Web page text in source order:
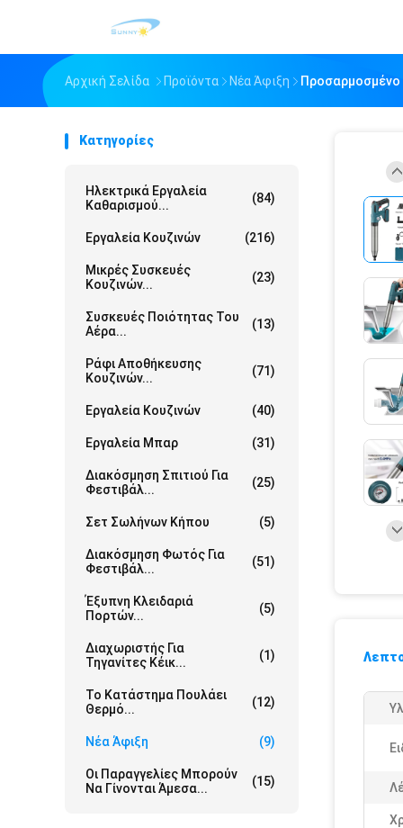
Αρχική Σελίδα Προϊόντα Νέα Άφιξη Προσαρμοσμένο
Κατηγορίες
Ηλεκτρικά Εργαλεία
Καθαρισμού...
(84)
Εργαλεία Κουζινών (216)
Μικρές Συσκευές
Κουζινών...
(23)
Συσκευές Ποιότητας Του
Αέρα...
(13)
Ράφι Αποθήκευσης
Κουζινών...
(71)
Εργαλεία Κουζινών (40)
Εργαλεία Μπαρ (31)
Διακόσμηση Σπιτιού Για
Φεστιβάλ...
(25)
Σετ Σωλήνων Κήπου (5)
Διακόσμηση Φωτός Για
Φεστιβάλ...
(51)
Έξυπνη Κλειδαριά
Πορτών...
(5)
Διαχωριστής Για
Τηγανίτες Κέικ...
(1)
Το Κατάστημα Πουλάει
Θερμό...
(12)
Νέα Άφιξη (9)
Οι Παραγγελίες Μπορούν
Να Γίνονται Άμεσα...
(15)